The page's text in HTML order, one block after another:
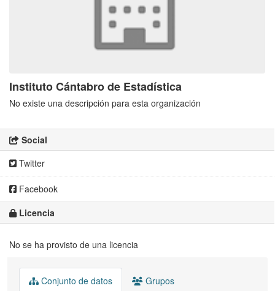
Instituto Cántabro de Estadística
No existe una descripción para esta organización
Social
Twitter
Facebook
Licencia
No se ha provisto de una licencia
Conjunto de datos Grupos